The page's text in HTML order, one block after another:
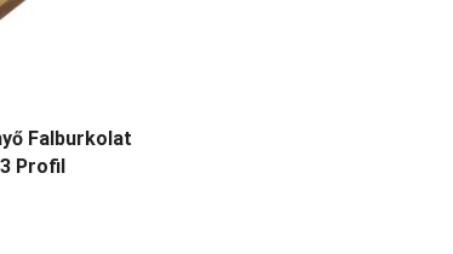
Falburkolat
Profil